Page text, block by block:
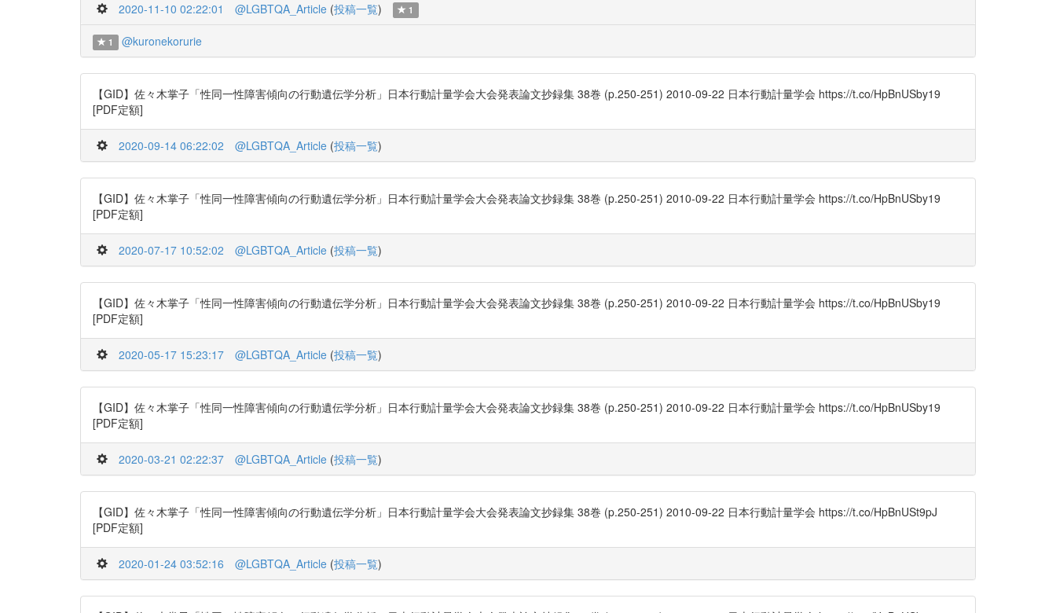
2020-11-10 02:22:01 @LGBTQA_Article (投稿一覧) 1
1 @kuronekorurie
【GID】佐々木掌子「性同一性障害傾向の行動遺伝学分析」日本行動計量学会大会発表論文抄録集 38巻 (p.250-251) 2010-09-22 日本行動計量学会 https://t.co/HpBnUSby19
[PDF定額]
2020-09-14 06:22:02 @LGBTQA_Article (投稿一覧)
【GID】佐々木掌子「性同一性障害傾向の行動遺伝学分析」日本行動計量学会大会発表論文抄録集 38巻 (p.250-251) 2010-09-22 日本行動計量学会 https://t.co/HpBnUSby19
[PDF定額]
2020-07-17 10:52:02 @LGBTQA_Article (投稿一覧)
【GID】佐々木掌子「性同一性障害傾向の行動遺伝学分析」日本行動計量学会大会発表論文抄録集 38巻 (p.250-251) 2010-09-22 日本行動計量学会 https://t.co/HpBnUSby19
[PDF定額]
2020-05-17 15:23:17 @LGBTQA_Article (投稿一覧)
【GID】佐々木掌子「性同一性障害傾向の行動遺伝学分析」日本行動計量学会大会発表論文抄録集 38巻 (p.250-251) 2010-09-22 日本行動計量学会 https://t.co/HpBnUSby19
[PDF定額]
2020-03-21 02:22:37 @LGBTQA_Article (投稿一覧)
【GID】佐々木掌子「性同一性障害傾向の行動遺伝学分析」日本行動計量学会大会発表論文抄録集 38巻 (p.250-251) 2010-09-22 日本行動計量学会 https://t.co/HpBnUSt9pJ
[PDF定額]
2020-01-24 03:52:16 @LGBTQA_Article (投稿一覧)